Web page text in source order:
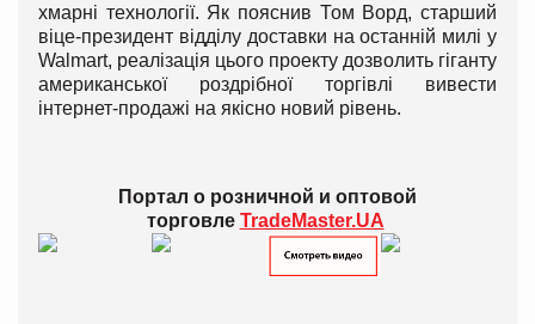
хмарні технології. Як пояснив Том Ворд, старший
віце-президент відділу доставки на останній милі у
Walmart, реалізація цього проекту дозволить гіганту
американської роздрібної торгівлі вивести
інтернет-продажі на якісно новий рівень.
Портал о розничной и оптовой
торговле TradeMaster.UA